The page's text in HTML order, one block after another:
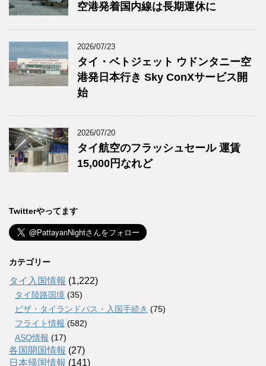
空港発着国内線は長期運休に
2026/07/23
タイ・ベトジェット ウドンタニー空
港発日本行き Sky ConXサービス開
始
2026/07/20
タイ航空のフラッシュセール 運賃
15,000円なれど
Twitterやってます
カテゴリー
タイ入国情報 (1,222)
タイ陸路国境 (35)
ビザ・タイランドパス・入国手続き (75)
フライト情報 (582)
ASQ情報 (17)
各国開国情報 (27)
日本帰国情報 (141)